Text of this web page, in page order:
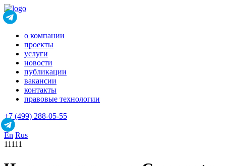
о компании
проекты
услуги
новости
публикации
вакансии
контакты
правовые технологии
+7 (499) 288-05-55
En Rus
11111